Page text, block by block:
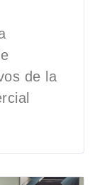
de la